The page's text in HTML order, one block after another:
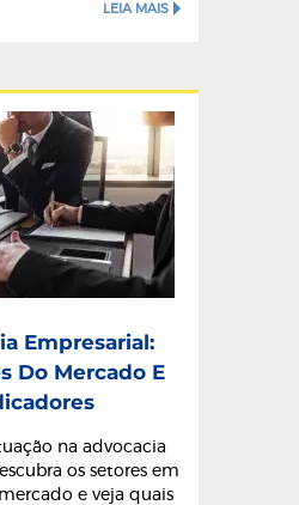
LEIA MAIS
Empresarial:
Do Mercado E
na advocacia
os setores em
e veja quais